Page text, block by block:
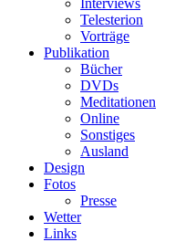
Interviews
Telesterion
Vorträge
Publikation
Bücher
DVDs
Meditationen
Online
Sonstiges
Ausland
Design
Fotos
Presse
Wetter
Links